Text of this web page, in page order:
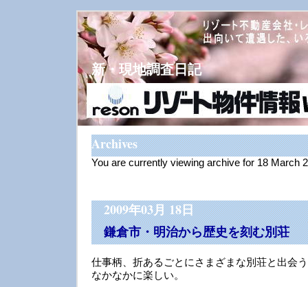
新・現地調査日記
Archives
You are currently viewing archive for 18 March
2009年03月 18日
鎌倉市・明治から歴史を刻む別荘
仕事柄、折あるごとにさまざまな別荘と出会
なかなかに楽しい。